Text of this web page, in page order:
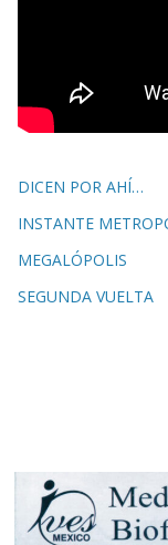
DICEN POR AHÍ…
INSTANTE
MEGALÓPOLIS
SEGUNDA VUELTA